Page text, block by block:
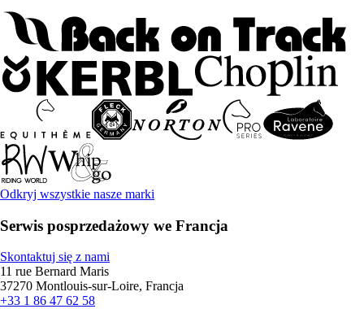
Odkryj wszystkie nasze marki
Serwis posprzedażowy we Francja
Skontaktuj się z nami
11 rue Bernard Maris
37270 Montlouis-sur-Loire, Francja
+33 1 86 47 62 58